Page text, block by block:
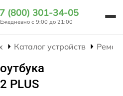
(800) 301-34-05
Ежедневно с 9:00 до 21:00
Каталог устройств
PLUS